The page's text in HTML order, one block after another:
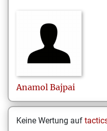
Anamol Bajpai
Keine Wertung auf